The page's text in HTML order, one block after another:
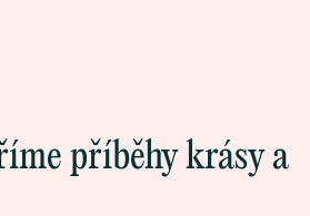
příběhy krásy a